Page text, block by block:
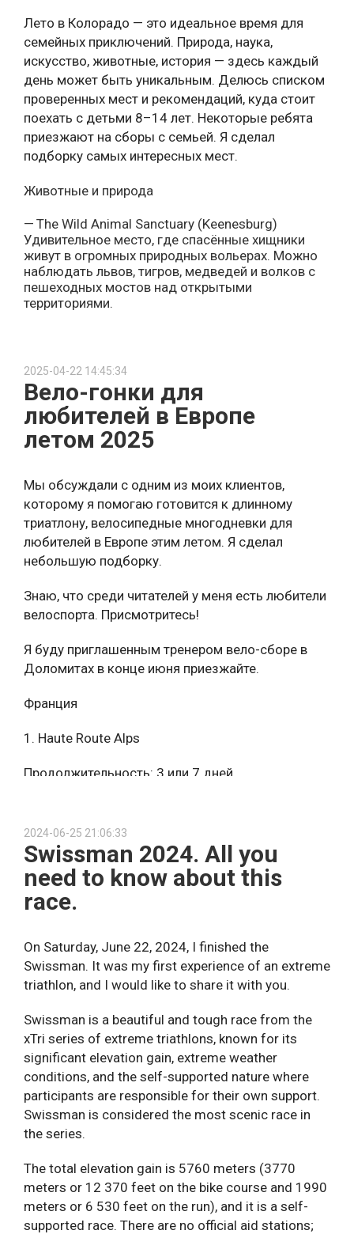
Лето в Колорадо — это идеальное время для
семейных приключений. Природа, наука,
искусство, животные, история — здесь каждый
день может быть уникальным. Делюсь списком
проверенных мест и рекомендаций, куда стоит
поехать с детьми 8–14 лет. Некоторые ребята
приезжают на сборы с семьей. Я сделал
подборку самых интересных мест.
Животные и природа
The Wild Animal Sanctuary (Keenesburg)
Удивительное место, где спасённые хищники
живут в огромных природных вольерах. Можно
наблюдать львов, тигров, медведей и волков с
пешеходных мостов над открытыми
территориями.
бабочек, пауками, морскими звездами и другими
экзотическими существами. Дети в восторге от
возможности держать настоящего тарантула!
Aquarium (Downtown Denver)
медузами и даже тиграми. Есть контактные
бассейны и приключенческий ресторан.
Garden of the Gods (Colorado Springs)
Огромные красные скалы, лёгкие пешеходные
маршруты, идеальное место для фото, пикника и
Zoo (Colorado Springs)
Можно кормить некоторых зверей
Легендарный парк с потрясающими пейзажами.
Искусство, культура, креатив
Meow Wolf (Denver)
психоделический, яркий и многослойный мир
современного искусства. Лабиринты, комната-
портал, музыка, технологии — дети в полном
Colorado Model Railroad Museum (Greeley)
Один из лучших в США макетов железной
дороги. Всё работает, двигается, светится —
завораживает не только детей, но и взрослых.
Обязательное место для семьи. Динозавры,
космос, зоны для экспериментов и настоящая
мумия — детям здесь интересно надолго.
2025-04-22 14:45:34
Вело-гонки для
любителей в Европе
летом 2025
Мы обсуждали с одним из моих клиентов,
которому я помогаю готовится к длинному
триатлону, велосипедные многодневки для
любителей в Европе этим летом. Я сделал
небольшую подборку.
Знаю, что среди читателей у меня есть любители
велоспорта. Присмотритесь!
Я буду приглашенным тренером вело-сборе в
Доломитах в конце июня приезжайте.
Франция
1. Haute Route Alps
Продолжительность: 3 или 7 дней
2. Marmotte Granfondo Series (Alpes + Pyrénées)
Продолжительность: до 2-3 дня
Когда: июнь-июль
3. Inferno
Inferno Swiss 26-29 июня
Inferno France 3-7 сентября
Inferno Dolomites & Slovenia September 30 –
October 05 2025
Швейцария / Италия
4. Tour des Stations (Ultrafondo или многодневка)
Продолжительность: 2–3 дня (есть
ультрадистанции)
2024-06-25 21:06:33
Swissman 2024. All you
need to know about this
race.
On Saturday, June 22, 2024, I finished the
Swissman. It was my first experience of an extreme
triathlon, and I would like to share it with you.
Swissman is a beautiful and tough race from the
xTri series of extreme triathlons, known for its
significant elevation gain, extreme weather
conditions, and the self-supported nature where
participants are responsible for their own support.
Swissman is considered the most scenic race in
the series.
The total elevation gain is 5760 meters (3770
meters or 12 370 feet on the bike course and 1990
meters or 6 530 feet on the run), and it is a self-
supported race. There are no official aid stations;